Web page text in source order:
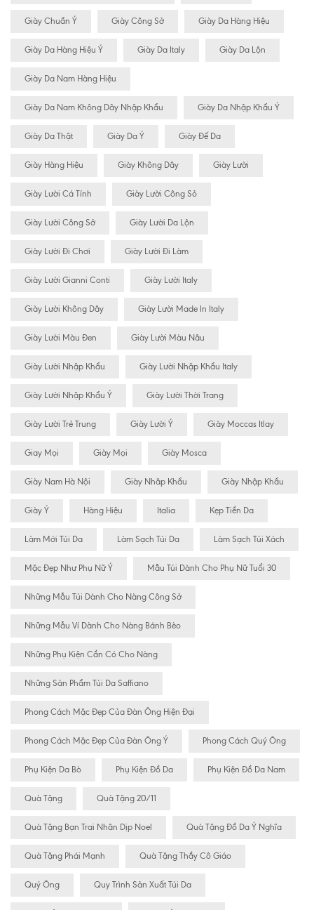
Giày Chuẩn Ý Giày Công Sở Giày Da Hàng Hiệu
Giày Da Hàng Hiệu Ý Giày Da Italy Giày Da Lộn
Giày Da Nam Hàng Hiệu
Giày Da Nam Không Dây Nhập Khẩu Giày Da Nhập Khẩu Ý
Giày Da Thật Giày Da Ý Giày Đế Da
Giày Hàng Hiệu Giày Không Dây Giày Lười
Giày Lười Cá Tính Giày Lười Công Sỏ
Giày Lười Công Sở Giày Lười Da Lộn
Giày Lười Đi Chơi Giày Lười Đi Làm
Giày Lười Gianni Conti Giày Lười Italy
Giày Lười Không Dây Giày Lười Made In Italy
Giày Lười Màu Đen Giày Lười Màu Nâu
Giày Lười Nhập Khẩu Giày Lười Nhập Khẩu Italy
Giày Lười Nhập Khẩu Ý Giày Lười Thời Trang
Giày Lười Trẻ Trung Giày Lười Ý Giày Moccas Itlay
Giay Mọi Giày Mọi Giày Mosca
Giày Nam Hà Nội Giày Nhâp Khẩu Giày Nhập Khẩu
Giày Ý Hàng Hiệu Italia Kẹp Tiền Da
Làm Mới Túi Da Làm Sạch Túi Da Làm Sạch Túi Xách
Mặc Đẹp Như Phụ Nữ Ý Mẫu Túi Dành Cho Phụ Nữ Tuổi 30
Những Mẫu Túi Dành Cho Nàng Công Sở
Những Mẫu Ví Dành Cho Nàng Bánh Bèo
Những Phụ Kiện Cần Có Cho Nàng
Những Sản Phẩm Túi Da Saffiano
Phong Cách Mặc Đẹp Của Đàn Ông Hiện Đại
Phong Cách Mặc Đẹp Của Đàn Ông Ý Phong Cách Quý Ông
Phụ Kiện Da Bò Phụ Kiện Đồ Da Phụ Kiện Đồ Da Nam
Quà Tặng Quà Tặng 20/11
Quà Tặng Bạn Trai Nhân Dịp Noel Quà Tặng Đồ Da Ý Nghĩa
Quà Tặng Phái Mạnh Quà Tặng Thầy Cô Giáo
Quý Ông Quy Trình Sản Xuất Túi Da